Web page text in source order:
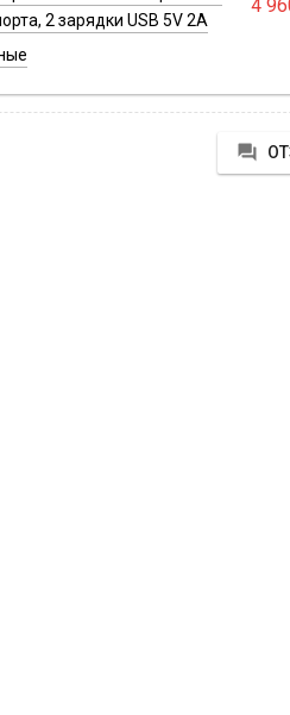
2 зарядки USB 5V 2А
4
